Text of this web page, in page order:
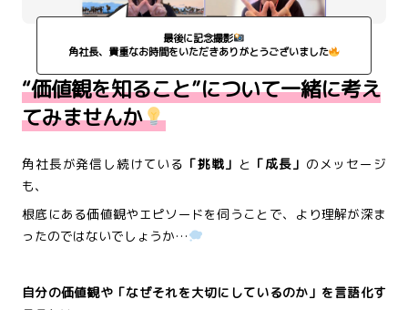
最後に記念撮影
角社長、貴重なお時間をいただきありがとうございました
“価値観を知ること”について一緒に考え
てみませんか
角社長が発信し続けている 「挑戦」 と 「成長」 のメッセージ
も、
根底にある価値観やエピソードを伺うことで、より理解が深ま
ったのではないでしょうか…
自分の価値観や「なぜそれを大切にしているのか」を言語化す